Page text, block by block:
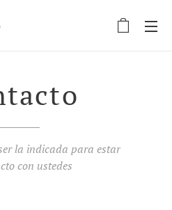
la indicada para estar
con ustedes